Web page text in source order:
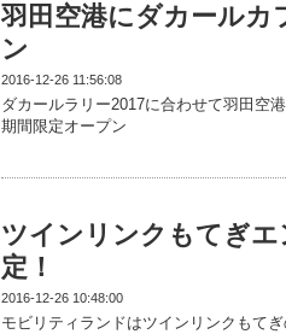
羽田空港にダカールカ
ン
2016-12-26 11:56:08
ダカールラリー2017に合わせて羽田空
期間限定オープン
ツインリンクもてぎ
定！
2016-12-26 10:48:00
モビリティランドはツインリンクもて